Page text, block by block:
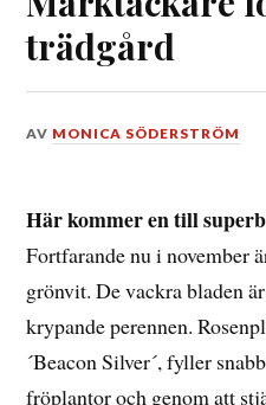
trädgård
DEN
2014
AV MONICA SÖDERSTRÖM
Här kommer en till
Fortfarande nu i november
grönvit. De vackra bladen
krypande perennen.
´Beacon Silver´, fyller
fröplantor och genom att